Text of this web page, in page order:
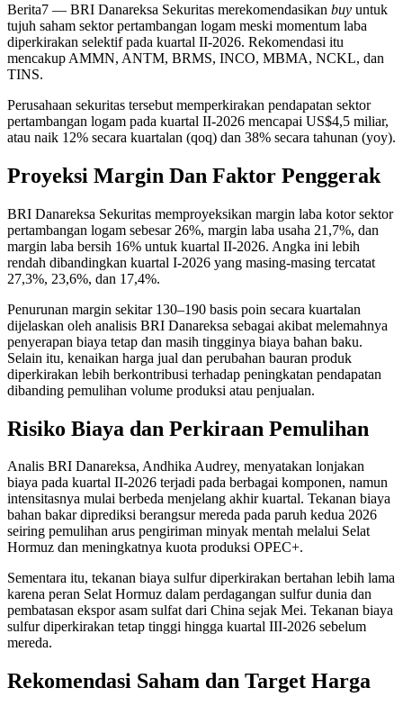
Berita7 — BRI Danareksa Sekuritas merekomendasikan buy untuk
tujuh saham sektor pertambangan logam meski momentum laba
diperkirakan selektif pada kuartal II-2026. Rekomendasi itu
mencakup AMMN, ANTM, BRMS, INCO, MBMA, NCKL, dan
TINS.
Perusahaan sekuritas tersebut memperkirakan pendapatan sektor
pertambangan logam pada kuartal II-2026 mencapai US$4,5 miliar,
atau naik 12% secara kuartalan (qoq) dan 38% secara tahunan (yoy).
Proyeksi Margin Dan Faktor Penggerak
BRI Danareksa Sekuritas memproyeksikan margin laba kotor sektor
pertambangan logam sebesar 26%, margin laba usaha 21,7%, dan
margin laba bersih 16% untuk kuartal II-2026. Angka ini lebih
rendah dibandingkan kuartal I-2026 yang masing-masing tercatat
27,3%, 23,6%, dan 17,4%.
Penurunan margin sekitar 130–190 basis poin secara kuartalan
dijelaskan oleh analisis BRI Danareksa sebagai akibat melemahnya
penyerapan biaya tetap dan masih tingginya biaya bahan baku.
Selain itu, kenaikan harga jual dan perubahan bauran produk
diperkirakan lebih berkontribusi terhadap peningkatan pendapatan
dibanding pemulihan volume produksi atau penjualan.
Risiko Biaya dan Perkiraan Pemulihan
Analis BRI Danareksa, Andhika Audrey, menyatakan lonjakan
biaya pada kuartal II-2026 terjadi pada berbagai komponen, namun
intensitasnya mulai berbeda menjelang akhir kuartal. Tekanan biaya
bahan bakar diprediksi berangsur mereda pada paruh kedua 2026
seiring pemulihan arus pengiriman minyak mentah melalui Selat
Hormuz dan meningkatnya kuota produksi OPEC+.
Sementara itu, tekanan biaya sulfur diperkirakan bertahan lebih lama
karena peran Selat Hormuz dalam perdagangan sulfur dunia dan
pembatasan ekspor asam sulfat dari China sejak Mei. Tekanan biaya
sulfur diperkirakan tetap tinggi hingga kuartal III-2026 sebelum
mereda.
Rekomendasi Saham dan Target Harga